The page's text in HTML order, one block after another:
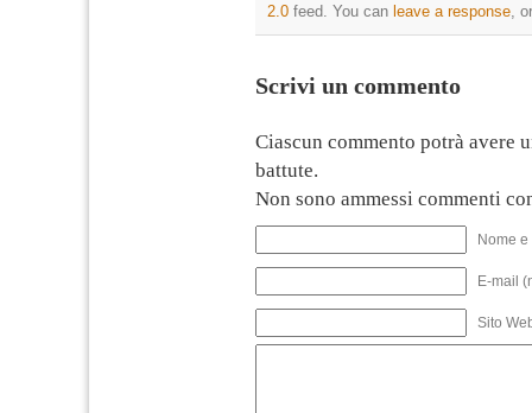
2.0 feed. You can leave a response ,
Scrivi un commento
Ciascun commento potrà avere
battute.
Non sono ammessi commenti
Nome
E-mail
Sito